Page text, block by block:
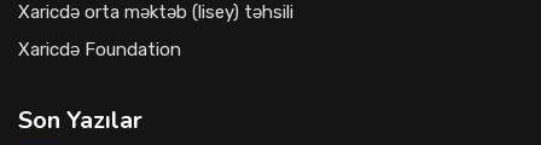
Xaricdə orta məktəb (lisey) təhsili
Xaricdə Foundation
Son Yazılar